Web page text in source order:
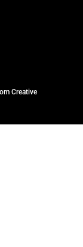
Creative